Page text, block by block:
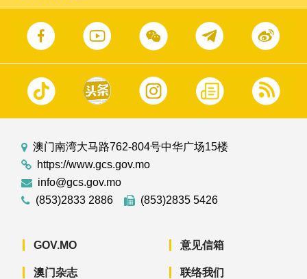
澳门南湾大马路762-804号中华广场15楼
https://www.gcs.gov.mo
info@gcs.gov.mo
(853)2833 2886
(853)2835 5426
GOV.MO
澳门杂志
意见信箱
联络我们